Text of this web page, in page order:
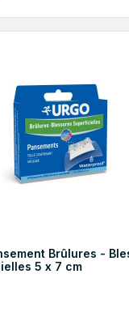
Brûlures -
5 x 7 cm